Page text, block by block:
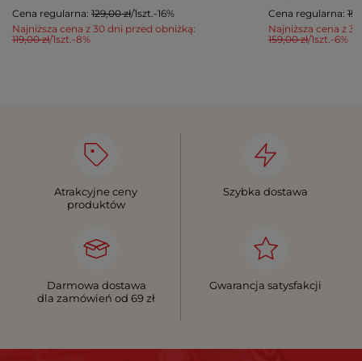
Najniższa cena z 30 dni przed obniżką:
119,00 zł/1szt. -8%
Cena regularna: 129,00 zł/1szt. -16%
Najniższa cena z
159,00 zł/1szt. -6%
Cena regularna:
Atrakcyjne ceny
produktów
Szybka dostawa
Darmowa dostawa
dla zamówień od 69 zł
Gwarancja satysfakcji